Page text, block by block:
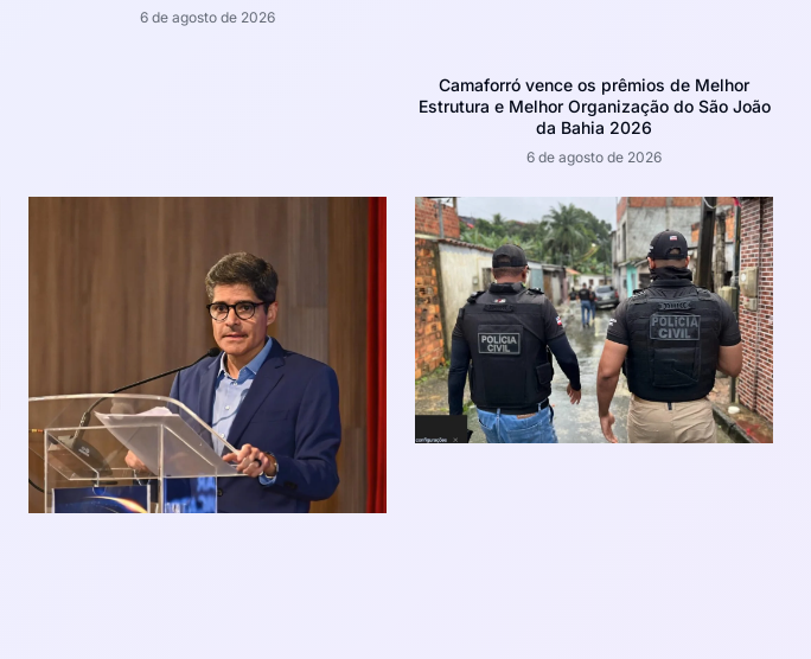
6 de agosto de 2026
Camaforró vence os prêmios de Melhor
Estrutura e Melhor Organização do São João
da Bahia 2026
6 de agosto de 2026